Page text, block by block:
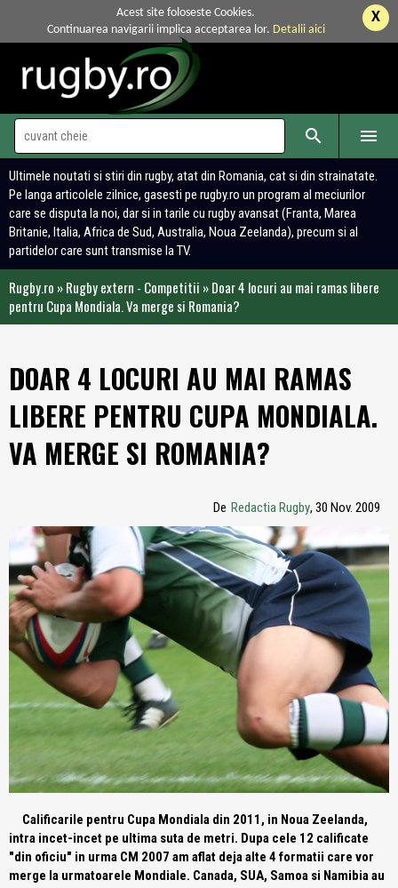
X
Acest site foloseste Cookies.
Continuarea navigarii implica acceptarea lor. Detalii aici
 
Ultimele noutati si stiri din rugby, atat din Romania, cat si din strainatate.
Pe langa articolele zilnice, gasesti pe rugby.ro un program al meciurilor
care se disputa la noi, dar si in tarile cu rugby avansat (Franta, Marea
Britanie, Italia, Africa de Sud, Australia, Noua Zeelanda), precum si al
partidelor care sunt transmise la TV.
Rugby.ro »Rugby extern - Competitii »Doar 4 locuri au mai ramas libere
pentru Cupa Mondiala. Va merge si Romania?
DOAR 4 LOCURI AU MAI RAMAS
LIBERE PENTRU CUPA MONDIALA.
VA MERGE SI ROMANIA?
De Redactia Rugby, 30 Nov. 2009
Calificarile pentru Cupa Mondiala din 2011, in Noua Zeelanda,
intra incet-incet pe ultima suta de metri. Dupa cele 12 calificate
"din oficiu" in urma CM 2007 am aflat deja alte 4 formatii care vor
merge la urmatoarele Mondiale. Canada, SUA, Samoa si Namibia au